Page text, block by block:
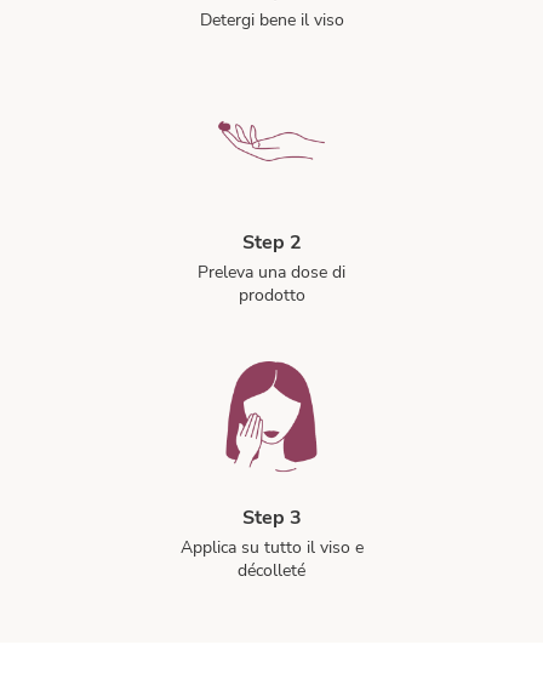
Detergi bene il viso
Step 2
Preleva una dose di
prodotto
Step 3
Applica su tutto il viso e
décolleté